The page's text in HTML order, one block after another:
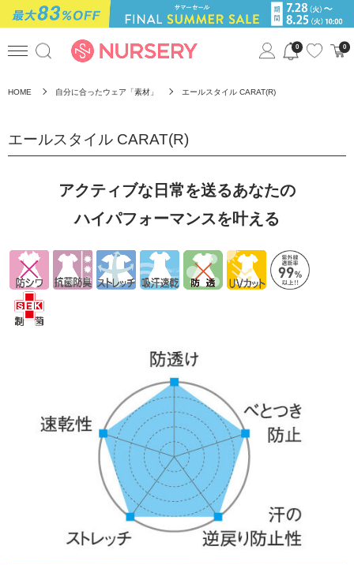
0 0
HOME 自分に合ったウェア「素材」 エールスタイル CARAT(R)
エールスタイル CARAT(R)
アクティブな日常を送るあなたの
ハイパフォーマンスを叶える